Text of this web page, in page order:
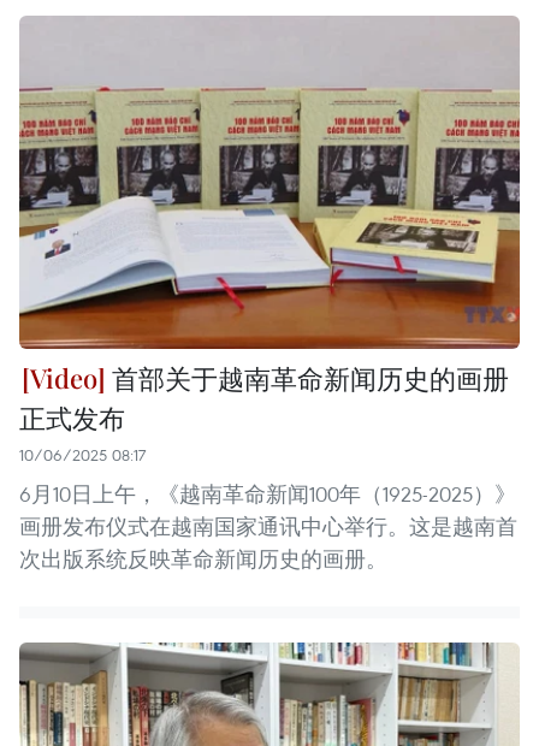
首部关于越南革命新闻历史的画册
正式发布
10/06/2025 08:17
6月10日上午，《越南革命新闻100年（1925-2025）》
画册发布仪式在越南国家通讯中心举行。这是越南首
次出版系统反映革命新闻历史的画册。